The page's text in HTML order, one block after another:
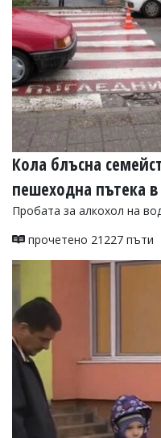
Кола блъсна
пешеходна пътека в
Пробата за алкохол на
прочетено 21227 пъти